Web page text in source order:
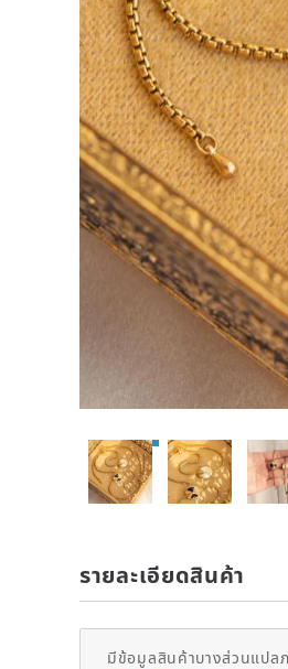
รายละเอียดสินค้า
มีข้อมูลสินค้าบางส่วนแปล